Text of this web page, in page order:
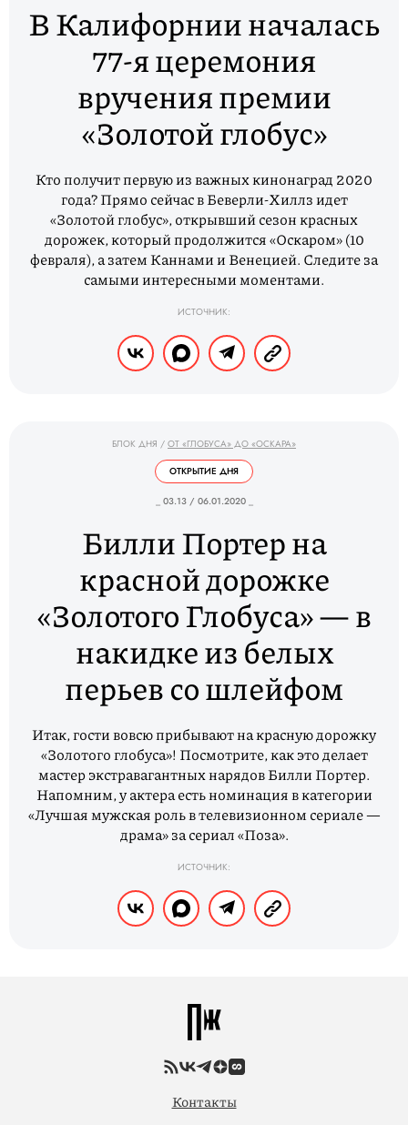
В Калифорнии началась
77-я церемония
вручения премии
«Золотой глобус»
Кто получит первую из важных кинонаград 2020
года? Прямо сейчас в Беверли-Хиллз идет
«Золотой глобус», открывший сезон красных
дорожек, который продолжится «Оскаром» (10
февраля), а затем Каннами и Венецией. Следите за
самыми интересными моментами.
ИСТОЧНИК:
БЛОК ДНЯ / ОТ «ГЛОБУСА» ДО «ОСКАРА»
ОТКРЫТИЕ ДНЯ
_ 03.13 / 06.01.2020 _
Билли Портер на
красной дорожке
«Золотого Глобуса» — в
накидке из белых
перьев со шлейфом
Итак, гости вовсю прибывают на красную дорожку
«Золотого глобуса»! Посмотрите, как это делает
мастер экстравагантных нарядов Билли Портер.
Напомним, у актера есть номинация в категории
«Лучшая мужская роль в телевизионном сериале —
драма» за сериал «Поза».
ИСТОЧНИК:
Контакты